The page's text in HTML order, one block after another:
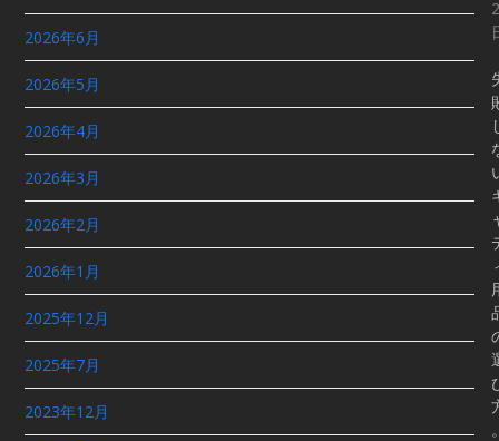
2026年6月
2026年5月
2026年4月
2026年3月
2026年2月
2026年1月
2025年12月
2025年7月
2023年12月